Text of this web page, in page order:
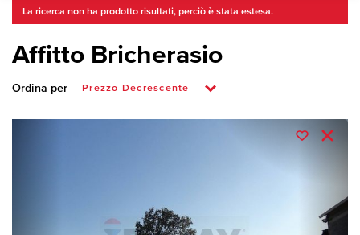
La ricerca non ha prodotto risultati, perciò è stata estesa.
Affitto Bricherasio
Ordina per